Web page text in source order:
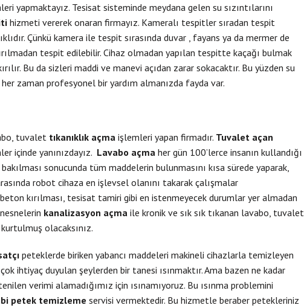
yapmaktayız. Tesisat sisteminde meydana gelen su sızıntılarını
hizmeti vererek onaran firmayız. Kameralı tespitler sıradan tespit
Çünkü kamera ile tespit sırasında duvar , fayans ya da mermer de
tespit edilebilir. Cihaz olmadan yapılan tespitte kaçağı bulmak
Bu da sizleri maddi ve manevi açıdan zarar sokacaktır. Bu yüzden su
zaman profesyonel bir yardım almanızda fayda var.
tuvalet tıkanıklık açma işlemleri yapan firmadır. Tuvalet açan
içinde yanınızdayız. Lavabo açma her gün 100’lerce insanın kullandığı
sonucunda tüm maddelerin bulunmasını kısa sürede yaparak,
robot cihaza en işlevsel olanını takarak çalışmalar
beton kırılması, tesisat tamiri gibi en istenmeyecek durumlar yer almadan
kanalizasyon açma ile kronik ve sık sık tıkanan lavabo, tuvalet
olacaksınız.
peteklerde biriken yabancı maddeleri makineli cihazlarla temizleyen
ihtiyaç duyulan şeylerden bir tanesi ısınmaktır. Ama bazen ne kadar
verimi alamadığımız için ısınamıyoruz. Bu ısınma problemini
petek temizleme servisi vermektedir. Bu hizmetle beraber petekleriniz